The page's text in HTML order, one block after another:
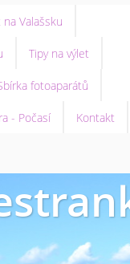
na Valašsku
Tipy na výlet
fotoaparátů
- Počasí Kontakt